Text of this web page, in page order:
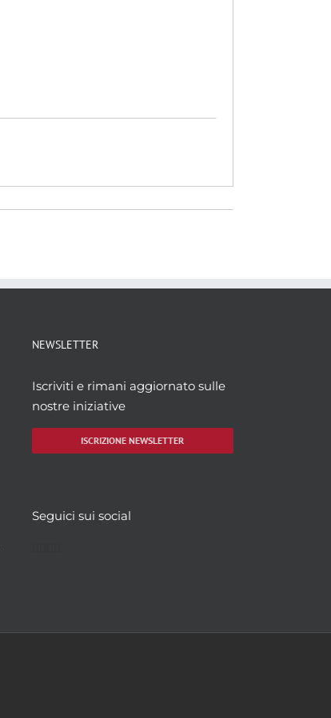
NEWSLETTER
Iscriviti e rimani aggiornato sulle
nostre iniziative
ISCRIZIONE NEWSLETTER
Seguici sui social